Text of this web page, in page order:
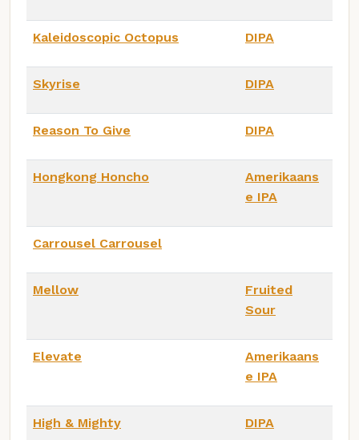
Kaleidoscopic Octopus DIPA
Skyrise DIPA
Reason To Give DIPA
Hongkong Honcho
Amerikaans
e IPA
Carrousel Carrousel
Mellow
Fruited
Sour
Elevate
Amerikaans
e IPA
High & Mighty DIPA